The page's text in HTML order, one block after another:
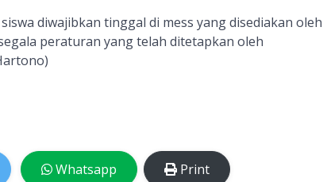
diwajibkan tinggal di mess yang disediakan oleh
peraturan yang telah ditetapkan oleh
Whatsapp Print